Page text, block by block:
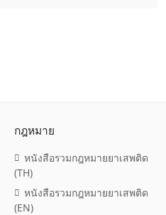
กฎหมาย
หนังสือรวมกฎหมายยาเสพติด
(TH)
หนังสือรวมกฎหมายยาเสพติด
(EN)